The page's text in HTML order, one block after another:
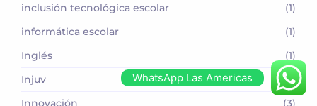
inclusión tecnológica escolar
(1)
informática escolar
(1)
Inglés
(1)
Injuv
(1)
Innovación
(3)
WhatsApp Las Americas